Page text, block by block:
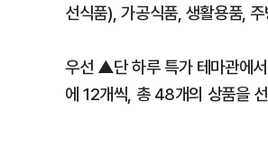
선식품), 가공식품, 생활용품,
우선 ▲단 하루 특가 테마관에
에 12개씩, 총 48개의 상품을